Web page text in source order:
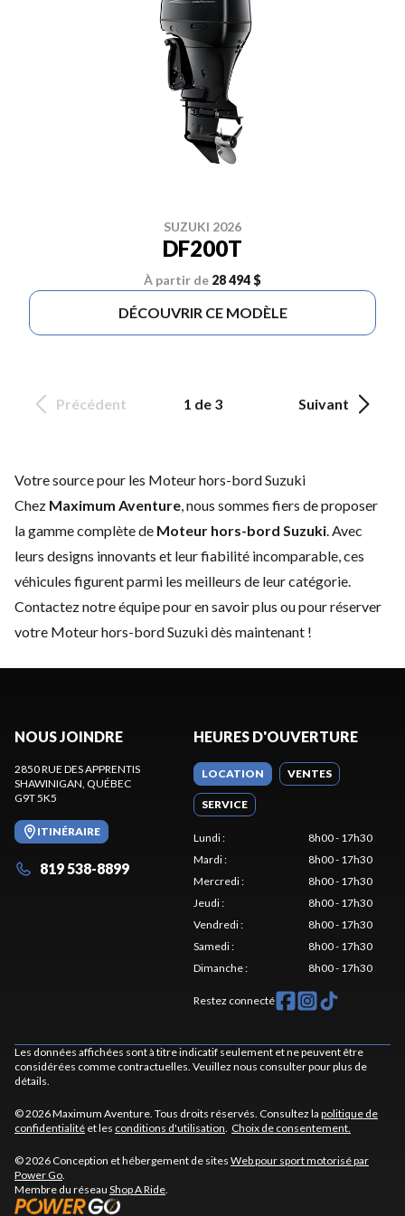
SUZUKI 2026
DF200T
À partir de 28 494 $
DÉCOUVRIR CE MODÈLE
Précédent 1 de 3 Suivant
Votre source pour les Moteur hors-bord Suzuki
Chez Maximum Aventure, nous sommes fiers de proposer
la gamme complète de Moteur hors-bord Suzuki. Avec
leurs designs innovants et leur fiabilité incomparable, ces
véhicules figurent parmi les meilleurs de leur catégorie.
Contactez notre équipepour en savoir plus ou pour réserver
votre Moteur hors-bord Suzuki dès maintenant !
NOUS JOINDRE
2850 RUE DES APPRENTIS
SHAWINIGAN, QUÉBEC
G9T 5K5
ITINÉRAIRE
819 538-8899
HEURES D'OUVERTURE
LOCATION VENTES
SERVICE
Lundi:
8h00 - 17h30
Mardi:
8h00 - 17h30
Mercredi:
8h00 - 17h30
Jeudi:
8h00 - 17h30
Vendredi:
8h00 - 17h30
Samedi:
8h00 - 17h30
Dimanche: 8h00 - 17h30
Restez connecté
Les données affichées sont à titre indicatif seulement et ne peuvent être
considérées comme contractuelles. Veuillez nous consulter pour plus de
détails.
© 2026 Maximum Aventure. Tous droits réservés. Consultez la politique de
confidentialité et les conditions d'utilisation. Choix de consentement.
© 2026 Conception et hébergement de sites Web pour sport motorisé par
Power Go.
Membre du réseau Shop A Ride.